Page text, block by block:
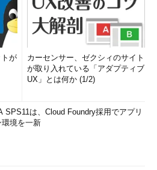
が
カーセンサー、ゼクシィのサイト
が取り入れている「アダプティブ
UX」とは何か (1/2)
SPS11は、Cloud Foundry採用でアプリ
境を一新